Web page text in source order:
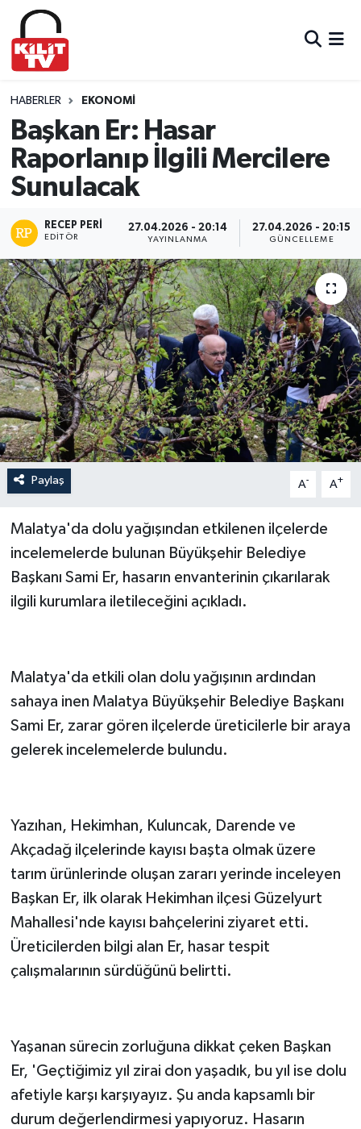
HABERLER EKONOMI
Başkan Er: Hasar
Raporlanıp İlgili Mercilere
Sunulacak
RECEP PERI
EDITÖR
27.04.2026 - 20:14
YAYINLANMA
27.04.2026 - 20:15
GÜNCELLEME
Paylaş A- A+
Malatya'da dolu yağışından etkilenen ilçelerde
incelemelerde bulunan Büyükşehir Belediye
Başkanı Sami Er, hasarın envanterinin çıkarılarak
ilgili kurumlara iletileceğini açıkladı.
Malatya'da etkili olan dolu yağışının ardından
sahaya inen Malatya Büyükşehir Belediye Başkanı
Sami Er, zarar gören ilçelerde üreticilerle bir araya
gelerek incelemelerde bulundu.
Yazıhan, Hekimhan, Kuluncak, Darende ve
Akçadağ ilçelerinde kayısı başta olmak üzere
tarım ürünlerinde oluşan zararı yerinde inceleyen
Başkan Er, ilk olarak Hekimhan ilçesi Güzelyurt
Mahallesi'nde kayısı bahçelerini ziyaret etti.
Üreticilerden bilgi alan Er, hasar tespit
çalışmalarının sürdüğünü belirtti.
Yaşanan sürecin zorluğuna dikkat çeken Başkan
Er, 'Geçtiğimiz yıl zirai don yaşadık, bu yıl ise dolu
afetiyle karşı karşıyayız. Şu anda kapsamlı bir
durum değerlendirmesi yapıyoruz. Hasarın
Hava Durumu
Trafik Durumu
Süper Lig Puan Durumu ve Fikstür
Tüm Manşetler
Son Dakika Haberleri
Haber Arşivi